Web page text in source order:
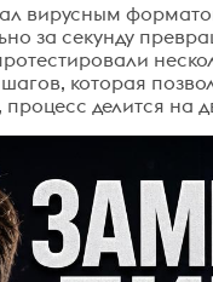
вирусным
за секунду
которая
делится на